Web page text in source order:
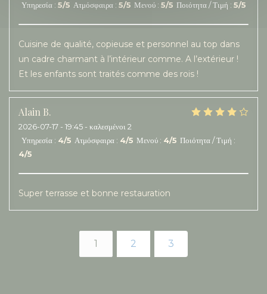
Υπηρεσία : 5/5 Ατμόσφαιρα : 5/5 Μενού : 5/5 Ποιότητα / Τιμή : 5/5
Cuisine de qualité, copieuse et personnel au top dans
un cadre charmant à l’intérieur comme. A l’extérieur !
Et les enfants sont traités comme des rois !
Alain B
2026-07-17 - 19:45 - καλεσμένοι 2
Υπηρεσία : 4/5 Ατμόσφαιρα : 4/5 Μενού : 4/5 Ποιότητα / Τιμή :
4/5
Super terrasse et bonne restauration
1 2 3